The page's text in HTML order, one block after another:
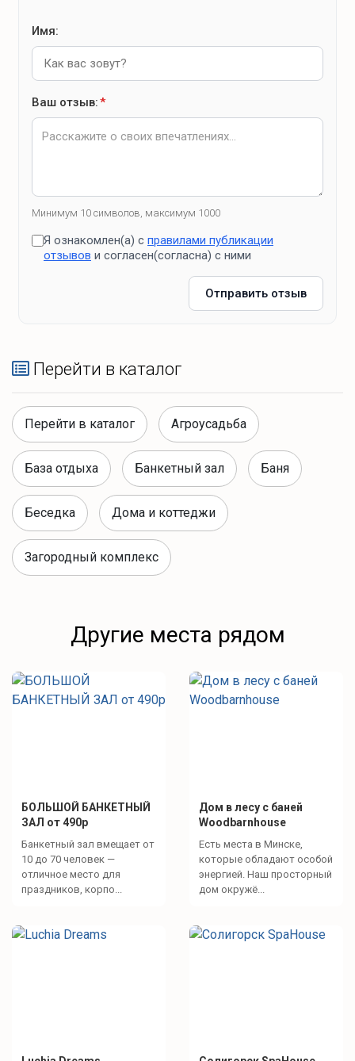
Имя:
Ваш отзыв:*
Минимум 10 символов, максимум 1000
Я ознакомлен(а) с правилами публикации
отзывов и согласен(согласна) с ними
Отправить отзыв
Перейти в каталог
Перейти в каталог Агроусадьба
База отдыха Банкетный зал Баня
Беседка Дома и коттеджи
Загородный комплекс
Другие места рядом
БОЛЬШОЙ БАНКЕТНЫЙ
ЗАЛ от 490р
Банкетный зал вмещает от
10 до 70 человек —
отличное место для
праздников, корпо...
Дом в лесу с баней
Woodbarnhouse
Есть места в Минске,
которые обладают особой
энергией. Наш просторный
дом окружё...